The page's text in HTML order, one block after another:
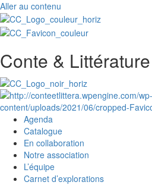
Aller au contenu
Conte & Littérature
Agenda
Catalogue
En collaboration
Notre association
L’équipe
Carnet d’explorations